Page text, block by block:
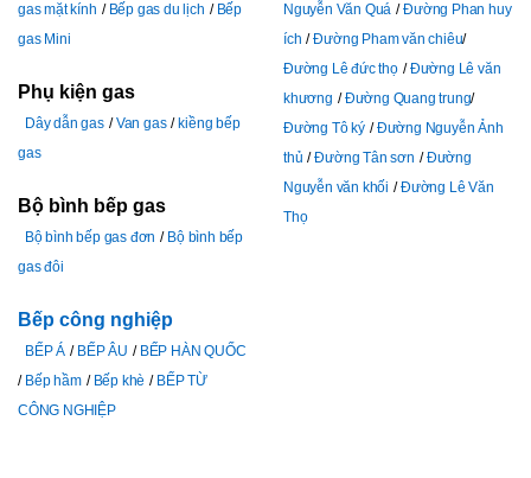
gas mặt kính
Bếp gas du lịch
Bếp
gas Mini
Phụ kiện gas
Dây dẫn gas Van gas
kiềng bếp
gas
Bộ bình bếp gas
Bộ bình bếp gas đơn
Bộ bình bếp
gas đôi
Bếp công nghiệp
BẾP Á BẾP ÂU
BẾP HÀN QUỐC
Bếp hầm
Bếp khè
BẾP TỪ
CÔNG NGHIỆP
Nguyễn Văn Quá
Đường Phan huy
ích
Đường Pham văn chiêu
Đường Lê đức thọ
Đường Lê văn
khương
Đường Quang trung
Đường Tô ký
Đường Nguyễn Ảnh
thủ
Đường Tân sơn
Đường
Nguyễn văn khối
Đường Lê Văn
Thọ